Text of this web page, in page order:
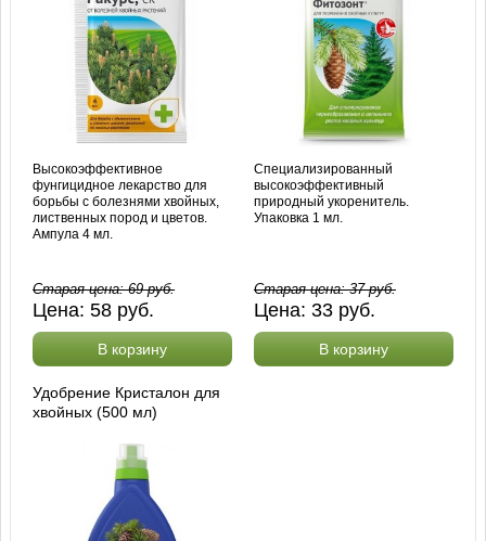
Высокоэффективное
фунгицидное лекарство для
борьбы с болезнями хвойных,
лиственных пород и цветов.
Ампула 4 мл.
Старая цена:69руб.
Цена:58 руб.
В корзину
Специализированный
высокоэффективный
природный укоренитель.
Упаковка 1 мл.
Старая цена:37руб.
Цена: 33 руб.
В корзину
Удобрение Кристалон для
хвойных (500 мл)